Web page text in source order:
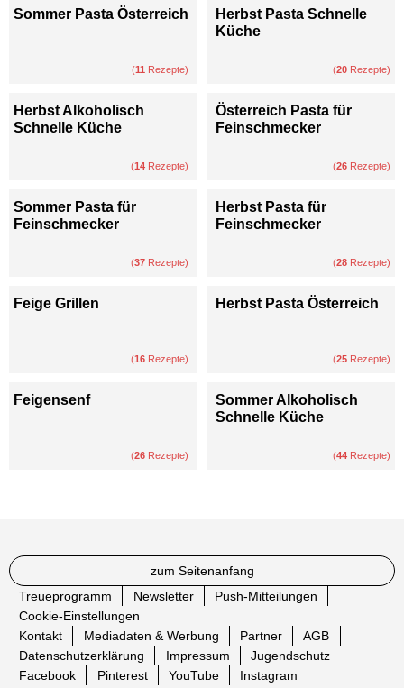
Sommer Pasta Österreich
(11 Rezepte)
Herbst Pasta Schnelle
Küche
(20 Rezepte)
Herbst Alkoholisch
Schnelle Küche
(14 Rezepte)
Österreich Pasta für
Feinschmecker
(26 Rezepte)
Sommer Pasta für
Feinschmecker
(37 Rezepte)
Herbst Pasta für
Feinschmecker
(28 Rezepte)
Feige Grillen
(16 Rezepte)
Herbst Pasta Österreich
(25 Rezepte)
Feigensenf
(26 Rezepte)
Sommer Alkoholisch
Schnelle Küche
(44 Rezepte)
zum Seitenanfang
Treueprogramm
Newsletter
Push-Mitteilungen
Cookie-Einstellungen
Kontakt
Mediadaten & Werbung Partner
AGB
Datenschutzerklärung
Impressum
Jugendschutz
Facebook
Pinterest YouTube Instagram